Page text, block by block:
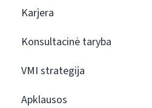
Karjera
Konsultacinė taryba
VMI strategija
Apklausos